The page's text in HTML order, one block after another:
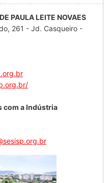
PAULA LEITE NOVAES
261 - Jd. Casqueiro -
com a Indústria